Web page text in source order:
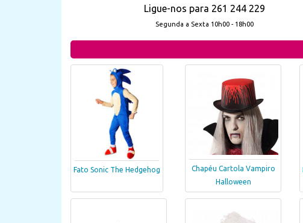
Ligue-nos para 261 244 229
Segunda a Sexta 10h00 - 18h00
Fato Sonic The Hedgehog
Chapéu Cartola Vampiro
Halloween